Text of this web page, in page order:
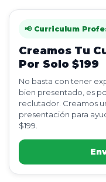
📢 Curriculum
Creamos Tu
Por Solo $199
No basta con tener
bien presentado, es
reclutador. Creamos
presentación para
$199.